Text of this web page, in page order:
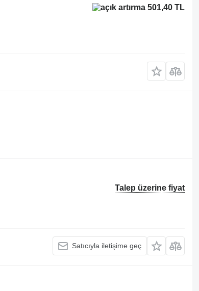
501,40 TL
Talep üzerine fiyat
Satıcıyla iletişime geç